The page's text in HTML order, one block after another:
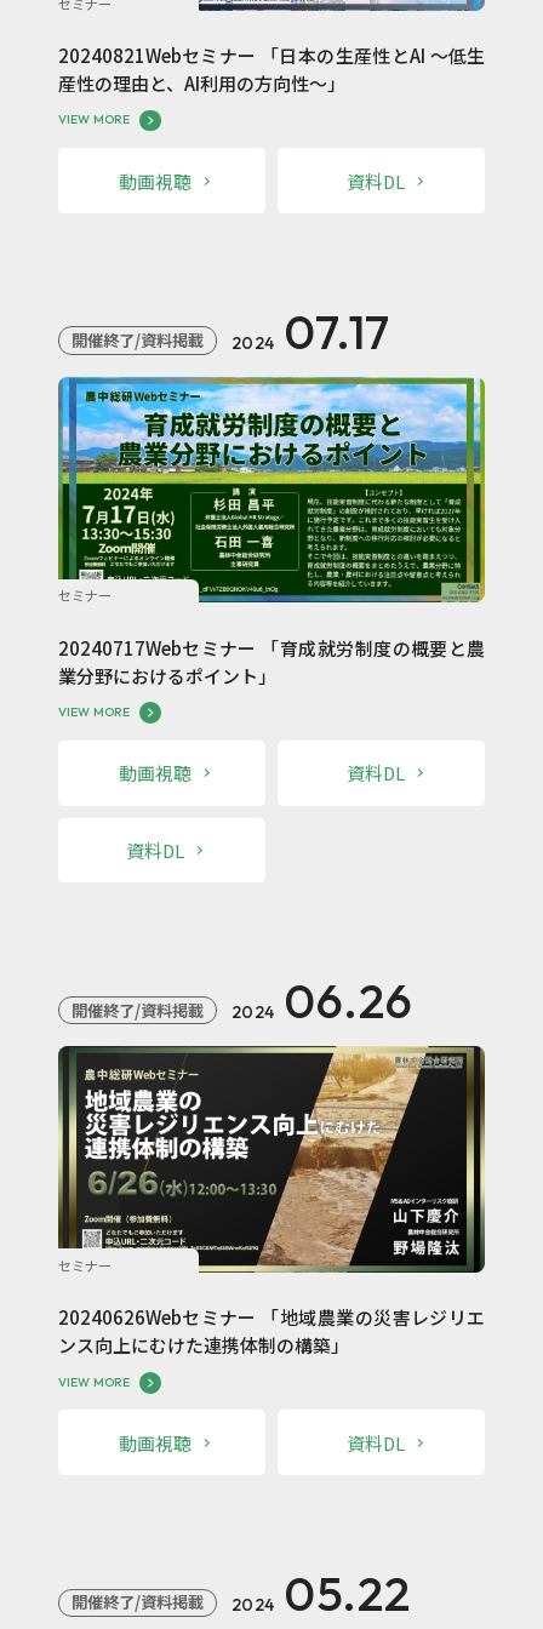
20240821Webセミナー 「日本の生産性とAI ～低生
産性の理由と、AI利用の方向性～」
VIEW MORE
動画視聴 資料DL
開催終了/資料掲載 2024 07.17
セミナー
20240717Webセミナー 「育成就労制度の概要と農
業分野におけるポイント」
VIEW MORE
動画視聴 資料DL
資料DL
開催終了/資料掲載 2024 06.26
セミナー
20240626Webセミナー 「地域農業の災害レジリエ
ンス向上にむけた連携体制の構築」
VIEW MORE
動画視聴 資料DL
開催終了/資料掲載 2024 05.22